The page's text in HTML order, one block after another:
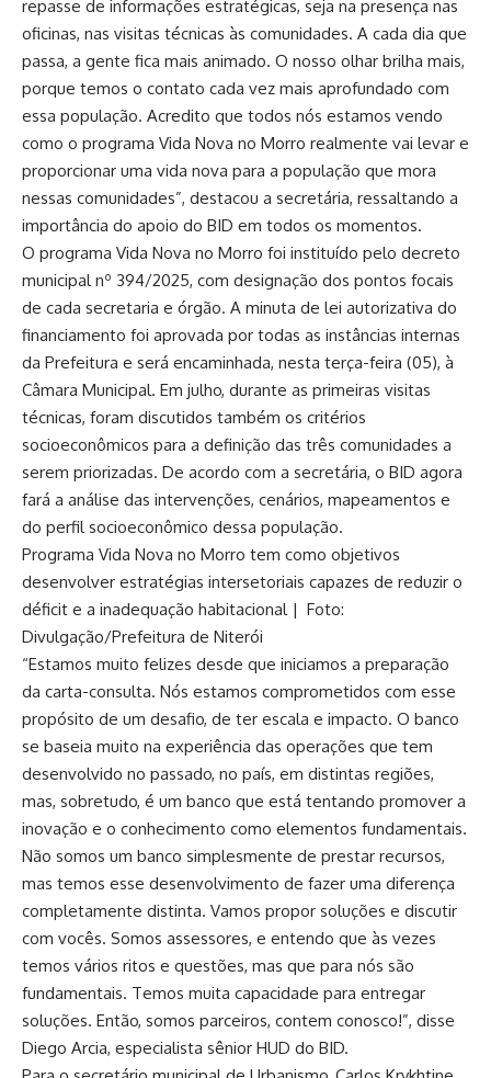
repasse de informações estratégicas, seja na presença nas
oficinas, nas visitas técnicas às comunidades. A cada dia que
passa, a gente fica mais animado. O nosso olhar brilha mais,
porque temos o contato cada vez mais aprofundado com
essa população. Acredito que todos nós estamos vendo
como o programa Vida Nova no Morro realmente vai levar e
proporcionar uma vida nova para a população que mora
nessas comunidades”, destacou a secretária, ressaltando a
importância do apoio do BID em todos os momentos.
O programa Vida Nova no Morro foi instituído pelo decreto
municipal nº 394/2025, com designação dos pontos focais
de cada secretaria e órgão. A minuta de lei autorizativa do
financiamento foi aprovada por todas as instâncias internas
da Prefeitura e será encaminhada, nesta terça-feira (05), à
Câmara Municipal. Em julho, durante as primeiras visitas
técnicas, foram discutidos também os critérios
socioeconômicos para a definição das três comunidades a
serem priorizadas. De acordo com a secretária, o BID agora
fará a análise das intervenções, cenários, mapeamentos e
do perfil socioeconômico dessa população.
Programa Vida Nova no Morro tem como objetivos
desenvolver estratégias intersetoriais capazes de reduzir o
déficit e a inadequação habitacional | Foto:
Divulgação/Prefeitura de Niterói
“Estamos muito felizes desde que iniciamos a preparação
da carta-consulta. Nós estamos comprometidos com esse
propósito de um desafio, de ter escala e impacto. O banco
se baseia muito na experiência das operações que tem
desenvolvido no passado, no país, em distintas regiões,
mas, sobretudo, é um banco que está tentando promover a
inovação e o conhecimento como elementos fundamentais.
Não somos um banco simplesmente de prestar recursos,
mas temos esse desenvolvimento de fazer uma diferença
completamente distinta. Vamos propor soluções e discutir
com vocês. Somos assessores, e entendo que às vezes
temos vários ritos e questões, mas que para nós são
fundamentais. Temos muita capacidade para entregar
soluções. Então, somos parceiros, contem conosco!”, disse
Diego Arcia, especialista sênior HUD do BID.